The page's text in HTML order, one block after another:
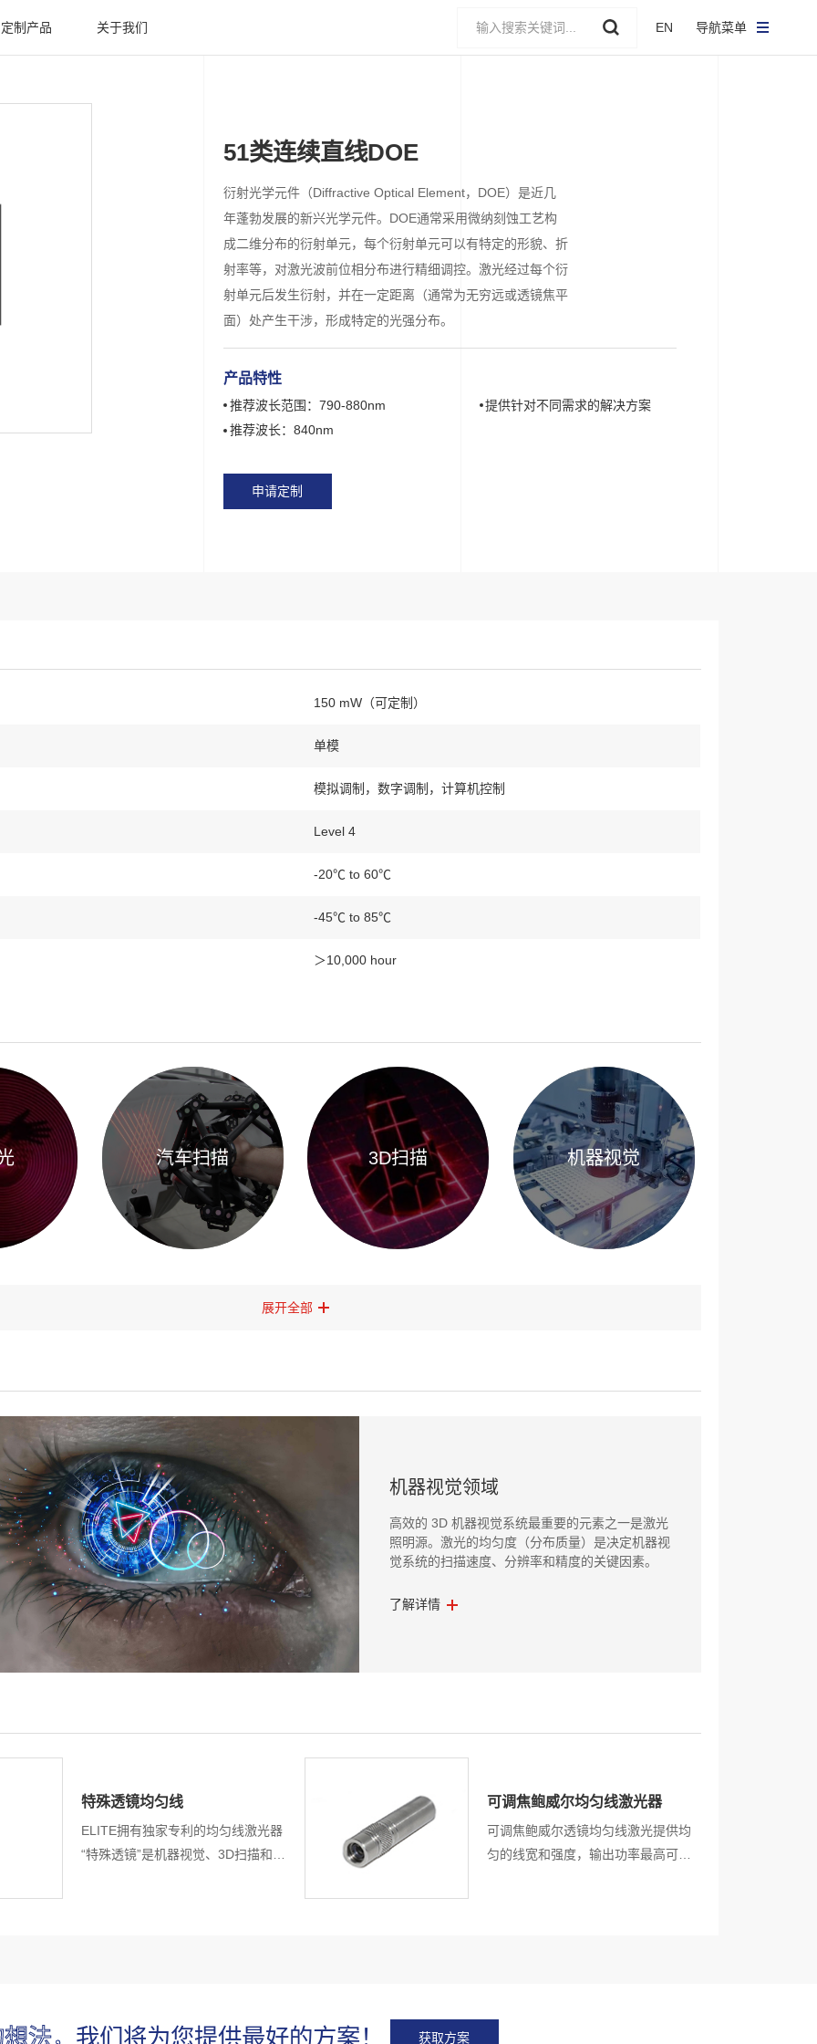
定制产品 关于我们 EN 导航菜单
51类连续直线DOE
衍射光学元件（Diffractive Optical Element，DOE）是近几
年蓬勃发展的新兴光学元件。DOE通常采用微纳刻蚀工艺构
成二维分布的衍射单元，每个衍射单元可以有特定的形貌、折
射率等，对激光波前位相分布进行精细调控。激光经过每个衍
射单元后发生衍射，并在一定距离（通常为无穷远或透镜焦平
面）处产生干涉，形成特定的光强分布。
产品特性
推荐波长范围：790-880nm
提供针对不同需求的解决方案
推荐波长：840nm
申请定制
150 mW（可定制）
单模
模拟调制，数字调制，计算机控制
Level 4
-20℃ to 60℃
-45℃ to 85℃
＞10,000 hour
汽车扫描 3D扫描 机器视觉
展开全部
机器视觉领域
高效的 3D 机器视觉系统最重要的元素之一是激光
照明源。激光的均匀度（分布质量）是决定机器视
觉系统的扫描速度、分辨率和精度的关键因素。
了解详情
特殊透镜均匀线
ELITE拥有独家专利的均匀线激光器
“特殊透镜”是机器视觉、3D扫描和测
可调焦鲍威尔均匀线激光器
可调焦鲍威尔透镜均匀线激光提供均
匀的线宽和强度，输出功率最高可达
法， 我们将为您提供最好的方案！ 获取方案